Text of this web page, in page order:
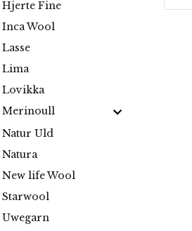
Hjerte Fine
Inca Wool
Lasse
Lima
Lovikka
Merinoull
Natur Uld
Natura
New life Wool
Starwool
Uwegarn